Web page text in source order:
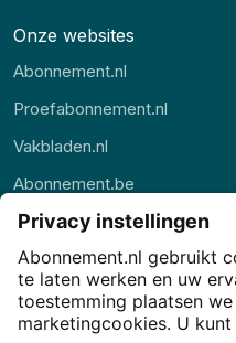
Onze websites
Abonnement.nl
Proefabonnement.nl
Vakbladen.nl
Abonnement.be
Thuisstudie.nl